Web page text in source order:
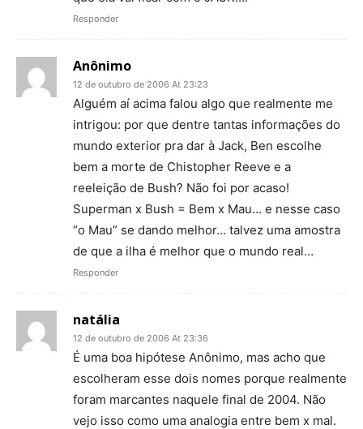
Responder
Anônimo
12 de outubro de 2006 At 23:23
Alguém aí acima falou algo que realmente me
intrigou: por que dentre tantas informações do
mundo exterior pra dar à Jack, Ben escolhe
bem a morte de Chistopher Reeve e a
reeleição de Bush? Não foi por acaso!
Superman x Bush = Bem x Mau… e nesse caso
“o Mau” se dando melhor… talvez uma amostra
de que a ilha é melhor que o mundo real…
Responder
natália
12 de outubro de 2006 At 23:36
É uma boa hipótese Anônimo, mas acho que
escolheram esse dois nomes porque realmente
foram marcantes naquele final de 2004. Não
vejo isso como uma analogia entre bem x mal.